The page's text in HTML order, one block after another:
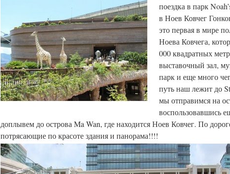
поездка в парк
в Ноев Ковчег
это первая в мире
Ноева Ковчега,
000 квадратных
выставочный зал,
парк и еще много
путь наш лежит до
мы отправимся на
воспользовавшись
доплывем до острова Ma Wan, где находится Ноев Ковчег. По
потрясающие по красоте здания и панорама!!!!